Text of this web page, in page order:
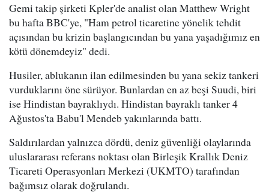
Gemi takip şirketi Kpler'de analist olan Matthew Wright
bu hafta BBC'ye, "Ham petrol ticaretine yönelik tehdit
açısından bu krizin başlangıcından bu yana yaşadığımız en
kötü dönemdeyiz" dedi.
Husiler, ablukanın ilan edilmesinden bu yana sekiz tankeri
vurduklarını öne sürüyor. Bunlardan en az beşi Suudi, biri
ise Hindistan bayraklıydı. Hindistan bayraklı tanker 4
Ağustos'ta Babu'l Mendeb yakınlarında battı.
Saldırılardan yalnızca dördü, deniz güvenliği olaylarında
uluslararası referans noktası olan Birleşik Krallık Deniz
Ticareti Operasyonları Merkezi (UKMTO) tarafından
bağımsız olarak doğrulandı.